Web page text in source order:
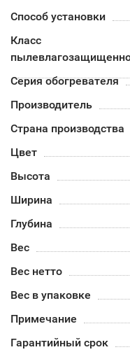
Способ установки
Класс
Серия обогревателя
Производитель
Страна производства
Цвет
Высота
Ширина
Глубина
Вес
Вес нетто
Вес в упаковке
Примечание
Гарантийный срок